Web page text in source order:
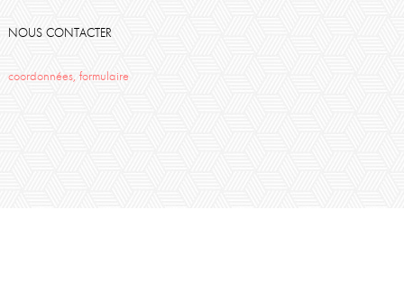
NOUS CONTACTER
coordonnées, formulaire